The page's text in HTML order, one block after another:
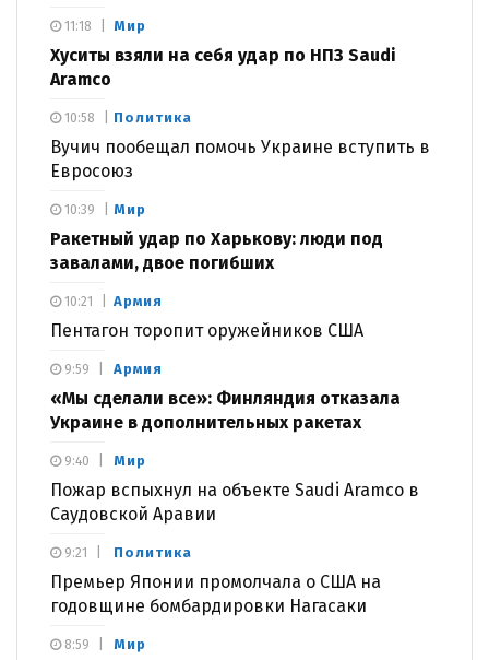
Мир
Хуситы взяли на себя удар по НПЗ Saudi
Aramco
11:18
Политика
Вучич пообещал помочь Украине вступить в
Евросоюз
10:58
Мир
Ракетный удар по Харькову: люди под
завалами, двое погибших
10:39
Армия
Пентагон торопит оружейников США
10:21
Армия
«Мы сделали все»: Финляндия отказала
Украине в дополнительных ракетах
9:59
Мир
Пожар вспыхнул на объекте Saudi Aramco в
Саудовской Аравии
9:40
Политика
Премьер Японии промолчала о США на
годовщине бомбардировки Нагасаки
9:21
Мир
8:59